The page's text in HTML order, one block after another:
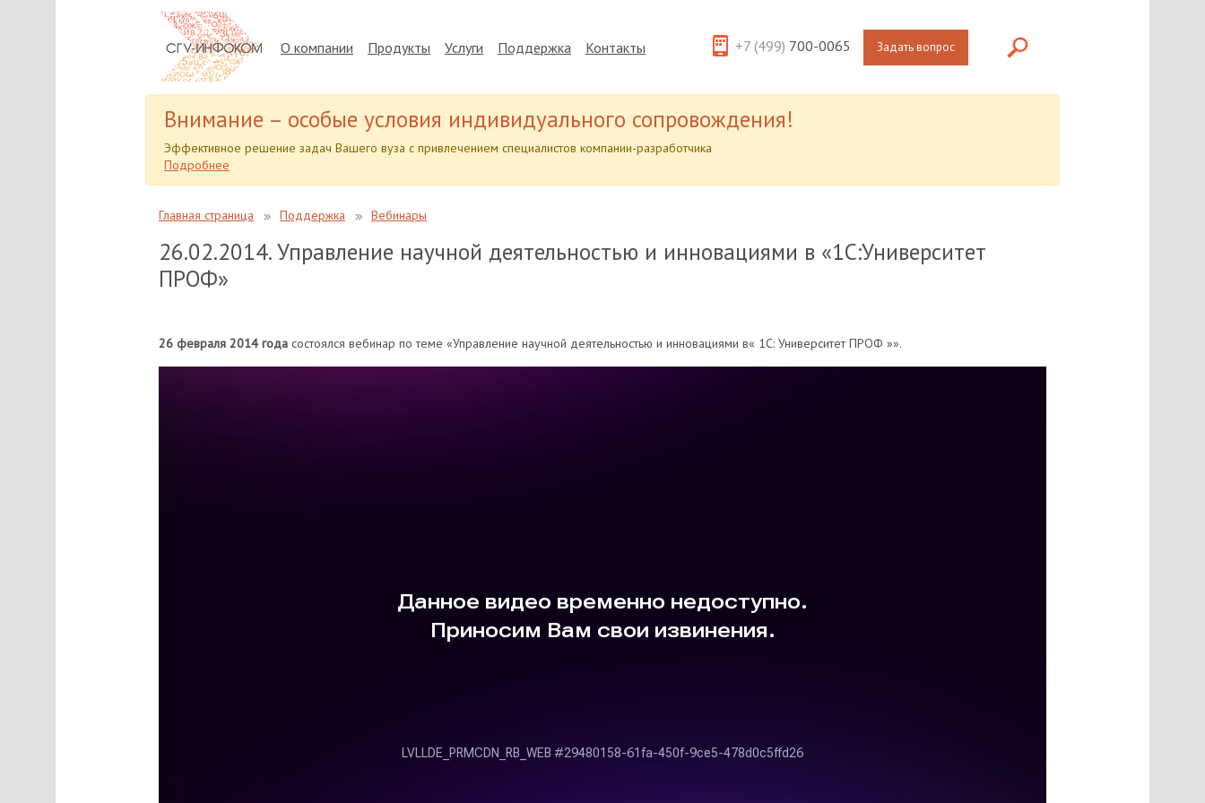
О компании Продукты Услуги Поддержка Контакты +7 (499) 700-0065 Задать вопрос
Внимание – особые условия индивидуального сопровождения!
Эффективное решение задач Вашего вуза с привлечением специалистов компании-разработчика
Подробнее
Главная страница Поддержка Вебинары
26.02.2014. Управление научной деятельностью и инновациями в «1С:Университет
ПРОФ»
26 февраля 2014 года состоялся вебинар по теме «Управление научной деятельностью и инновациями в« 1С: Университет ПРОФ »».